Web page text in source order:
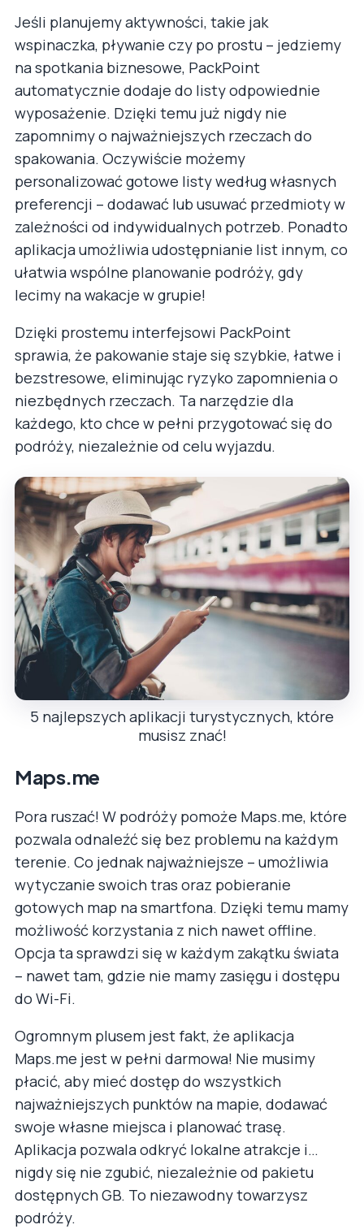
Jeśli planujemy aktywności, takie jak
wspinaczka, pływanie czy po prostu – jedziemy
na spotkania biznesowe, PackPoint
automatycznie dodaje do listy odpowiednie
wyposażenie. Dzięki temu już nigdy nie
zapomnimy o najważniejszych rzeczach do
spakowania. Oczywiście możemy
personalizować gotowe listy według własnych
preferencji – dodawać lub usuwać przedmioty w
zależności od indywidualnych potrzeb. Ponadto
aplikacja umożliwia udostępnianie list innym, co
ułatwia wspólne planowanie podróży, gdy
lecimy na wakacje w grupie!
Dzięki prostemu interfejsowi PackPoint
sprawia, że pakowanie staje się szybkie, łatwe i
bezstresowe, eliminując ryzyko zapomnienia o
niezbędnych rzeczach. Ta narzędzie dla
każdego, kto chce w pełni przygotować się do
podróży, niezależnie od celu wyjazdu.
5 najlepszych aplikacji turystycznych, które
musisz znać!
Maps.me
Pora ruszać! W podróży pomoże Maps.me, które
pozwala odnaleźć się bez problemu na każdym
terenie. Co jednak najważniejsze – umożliwia
wytyczanie swoich tras oraz pobieranie
gotowych map na smartfona. Dzięki temu mamy
możliwość korzystania z nich nawet offline.
Opcja ta sprawdzi się w każdym zakątku świata
– nawet tam, gdzie nie mamy zasięgu i dostępu
do Wi-Fi.
Ogromnym plusem jest fakt, że aplikacja
Maps.me jest w pełni darmowa! Nie musimy
płacić, aby mieć dostęp do wszystkich
najważniejszych punktów na mapie, dodawać
swoje własne miejsca i planować trasę.
Aplikacja pozwala odkryć lokalne atrakcje i…
nigdy się nie zgubić, niezależnie od pakietu
dostępnych GB. To niezawodny towarzysz
podróży.